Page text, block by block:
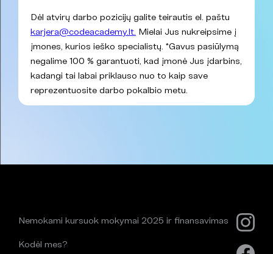
Dėl atvirų darbo pozicijų galite teirautis el. paštu
karjera@codeacademy.lt. Mielai Jus nukreipsime į
įmones, kurios ieško specialistų. *Gavus pasiūlymą
negalime 100 % garantuoti, kad įmonė Jus įdarbins,
kadangi tai labai priklauso nuo to kaip save
reprezentuosite darbo pokalbio metu.
Nemokami kursuok mokymai 2025 ir finansavimas
Kodėl mes?